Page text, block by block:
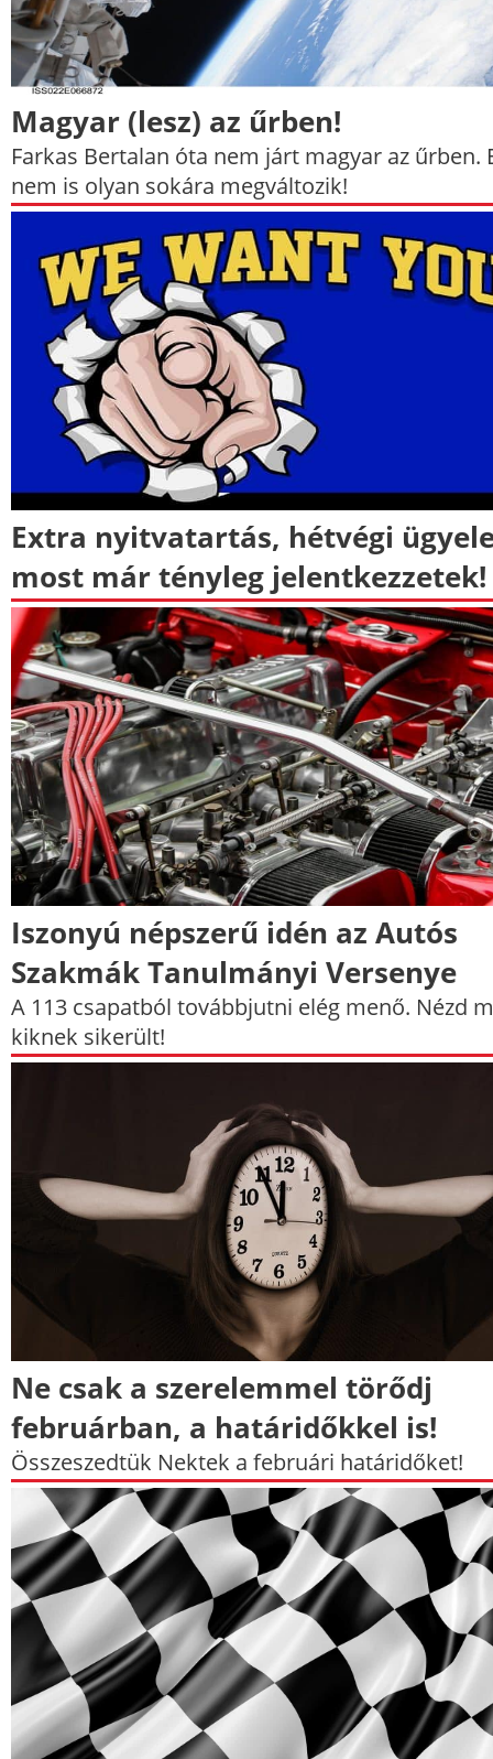
Magyar (lesz) az űrben!
Farkas Bertalan óta nem járt magyar az űrben.
nem is olyan sokára megváltozik!
Extra nyitvatartás, hétvégi
most már tényleg jelentkezzetek!
Iszonyú népszerű idén az Autós
Szakmák Tanulmányi Versenye
A 113 csapatból továbbjutni elég menő. Nézd
kiknek sikerült!
Ne csak a szerelemmel törődj
februárban, a határidőkkel is!
Összeszedtük Nektek a februári határidőket!